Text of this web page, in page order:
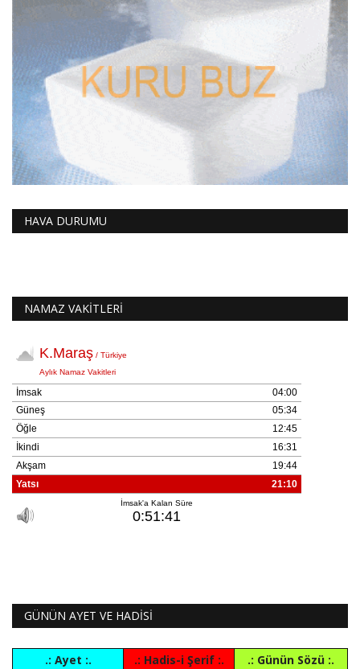
HAVA DURUMU
NAMAZ VAKİTLERİ
GÜNÜN AYET VE HADİSİ
.: Ayet :. .: Hadis-i Şerif :.
.: Günün Sözü :.